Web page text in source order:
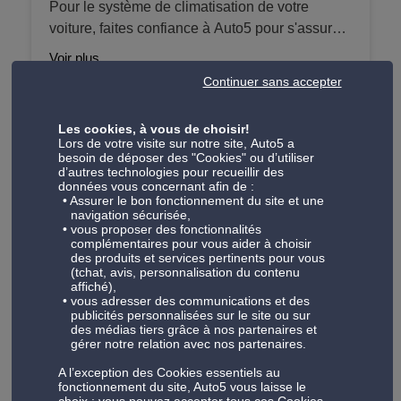
peut être ajouté à MonEntretien. Pour les
véhicules plus agés, nous travaillons avec des
forfaits d'entretien comprenant la vidange, le
changement de filtres (huile, carburant, air... si
contrôle pour vous assurer de reprendre la
route sereinement.
Pour le système de climatisation de votre
voiture, faites confiance à Auto5 pour s'assurer
de son bon fonctionnement. Nous travaillons
en gaz, l'entretien complet ainsi que des
services pour les véhicules dotés de l'ancien
gaz airco (R134a), interdit après 2017, et le
nouveau gaz (R1234YF) introduit sur certains
véhicules dès 2013.
Voir plus
Check-up
Nos forfaits check-up visent à vérifier tous les
composants importants du véhicule afin que
vous puissiez prendre la route en toute
sérénité. Nos techniciens qualifiés examineront
soigneusement votre véhicule et veillent à ce
qu'il soit dans un état optimal. De la vérification
des freins à l'état des amortisseurs à la
fonctionnalité de l'éclairage - nous prenons soin
de chaque détail afin qu'ils puissent être en
toute sécurité et fiables.
Voir plus
Freinage
Les freins sont l'un des systèmes de sécurité
offrons des prestations de freinage complètes,
Voir plus
Les cookies, à vous de choisir!
Lors de votre visite sur notre site, Auto5 a
besoin de déposer des "Cookies" ou d’utiliser
d’autres technologies pour recueillir des
données vous concernant afin de :
Assurer le bon fonctionnement du site et une
navigation sécurisée,
vous proposer des fonctionnalités
complémentaires pour vous aider à choisir
des produits et services pertinents pour vous
(tchat, avis, personnalisation du contenu
affiché),
vous adresser des communications et des
publicités personnalisées sur le site ou sur
des médias tiers grâce à nos partenaires et
gérer notre relation avec nos partenaires.
A l’exception des Cookies essentiels au
fonctionnement du site, Auto5 vous laisse le
Continuer sans accepter